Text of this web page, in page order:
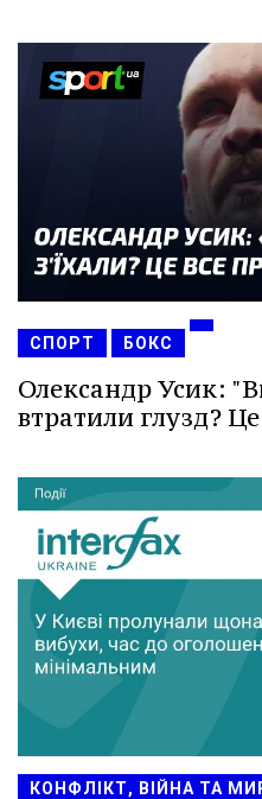
СПОРТ БОКС
Олександр Усик:
втратили глузд?
КОНФЛІКТ, ВІЙНА ТА